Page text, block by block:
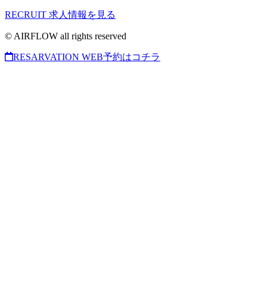
RECRUIT 求人情報を見る
© AIRFLOW all rights reserved
RESARVATION WEB予約はコチラ